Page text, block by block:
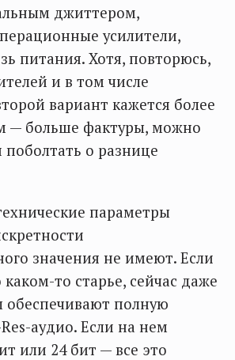
джиттером,
усилители,
питания. Хотя, повторюсь,
и в том числе
вариант кажется более
— больше фактуры, можно
поболтать о разнице
параметры
значения не имеют. Если
то старье, сейчас даже
полную
аудио. Если на нем
или 24 бит — все это